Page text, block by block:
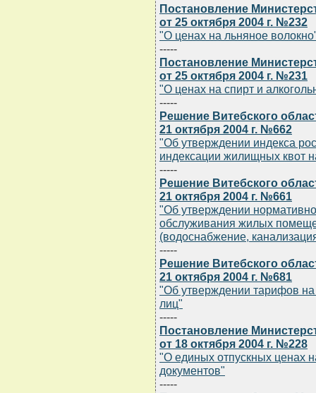
Постановление
от 25 октября 2004 г. №232
"О ценах на льняное
-----
Постановление
от 25 октября 2004 г. №231
"О ценах на спирт и
-----
Решение Витебского
21 октября 2004 г. №662
"Об утверждении индекса
индексации жилищных квот
-----
Решение Витебского
21 октября 2004 г. №661
"Об утверждении
обслуживания жилых
(водоснабжение,
-----
Решение Витебского
21 октября 2004 г. №681
"Об утверждении тарифов
лиц"
-----
Постановление
от 18 октября 2004 г. №228
"О единых отпускных ценах
документов"
-----